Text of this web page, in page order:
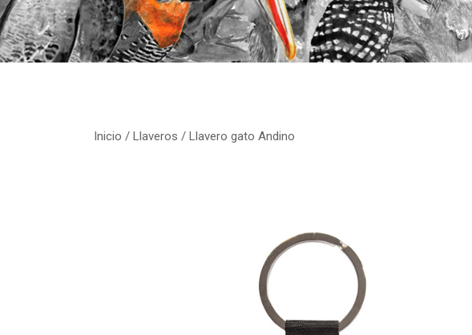
Inicio / Llaveros / Llavero gato Andino